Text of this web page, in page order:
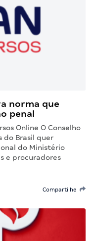
norma que
penal
Online O Conselho
do Brasil quer
do Ministério
e procuradores
Compartilhe